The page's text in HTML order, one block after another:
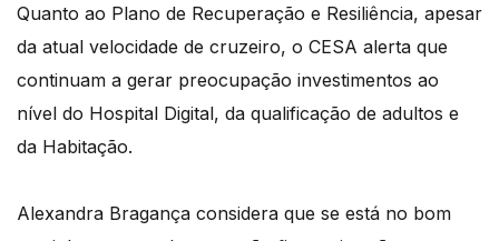
Quanto ao Plano de Recuperação e Resiliência, apesar
da atual velocidade de cruzeiro, o CESA alerta que
continuam a gerar preocupação investimentos ao
nível do Hospital Digital, da qualificação de adultos e
da Habitação.
Alexandra Bragança considera que se está no bom